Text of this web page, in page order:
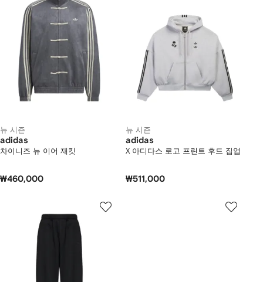
뉴 시즌
adidas
차이니즈 뉴 이어 재킷
₩460,000
뉴 시즌
adidas
X 아디다스 로고 프린트 후드 집업
₩511,000